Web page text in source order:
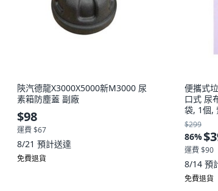
陝汽德龍X3000X5000新M3000 尿
素箱防塵蓋 副廠
$98
運費 $67
8/21 預計送達
免費退貨
便攜式
口式 尿
袋, 1個,
$299
86%
運費 $90
8/14 預
免費退貨